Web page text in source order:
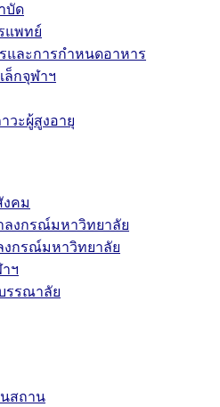
บัด
แพทย์
และการกำหนดอาหาร
ล็กจุฬาฯ
วะผู้สูงอายุ
คม
ลงกรณ์มหาวิทยาลัย
งกรณ์มหาวิทยาลัย
ฯ
รรณาลัย
สถาน